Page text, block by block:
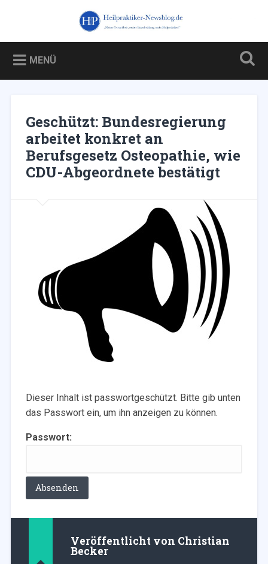
Heilpraktiker-Newsblog.de
Blog über und für Heilpraktiker – und über die Kampagne
gegen sie
MENÜ
Geschützt: Bundesregierung
arbeitet konkret an
Berufsgesetz Osteopathie, wie
CDU-Abgeordnete bestätigt
Dieser Inhalt ist passwortgeschützt. Bitte gib unten
das Passwort ein, um ihn anzeigen zu können.
Passwort:
Veröffentlicht von Christian
Becker